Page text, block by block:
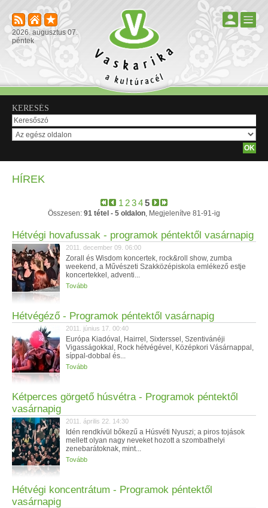
2026. augusztus 07.
péntek
KERESÉS
HÍREK
1 2345
Összesen: 91 tétel - 5 oldalon, Megjelenítve 81-91-ig
Hétvégi hovafussak - programok péntektől vasárnapig
2011. december 09. 06:00
Zorall és Wisdom koncertek, rock&roll show, zumba
weekend, a Művészeti Szakközépiskola emlékező estje
koncertekkel, adventi...
Tovább
Hétvégéző - Programok péntektől vasárnapig
2011. június 17. 00:40
Európa Kiadóval, Hairrel, Sixterssel, Szentivánéji
Vigasságokkal, Rock hétvégével, Középkori Vásárnappal,
síppal-dobbal és...
Tovább
Kétperces görgető húsvétra - Programok péntektől
vasárnapig
2011. április 22. 14:30
Idén rendkívül bőkezű a Húsvéti Nyuszi; a piros tojások
mellett olyan nagy neveket hozott a szombathelyi
zenebarátoknak, mint...
Tovább
Hétvégi koncentrátum - Programok péntektől
vasárnapig